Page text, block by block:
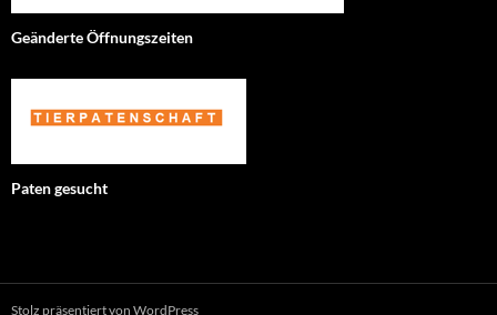
Geänderte Öffnungszeiten
Paten gesucht
Stolz präsentiert von WordPress